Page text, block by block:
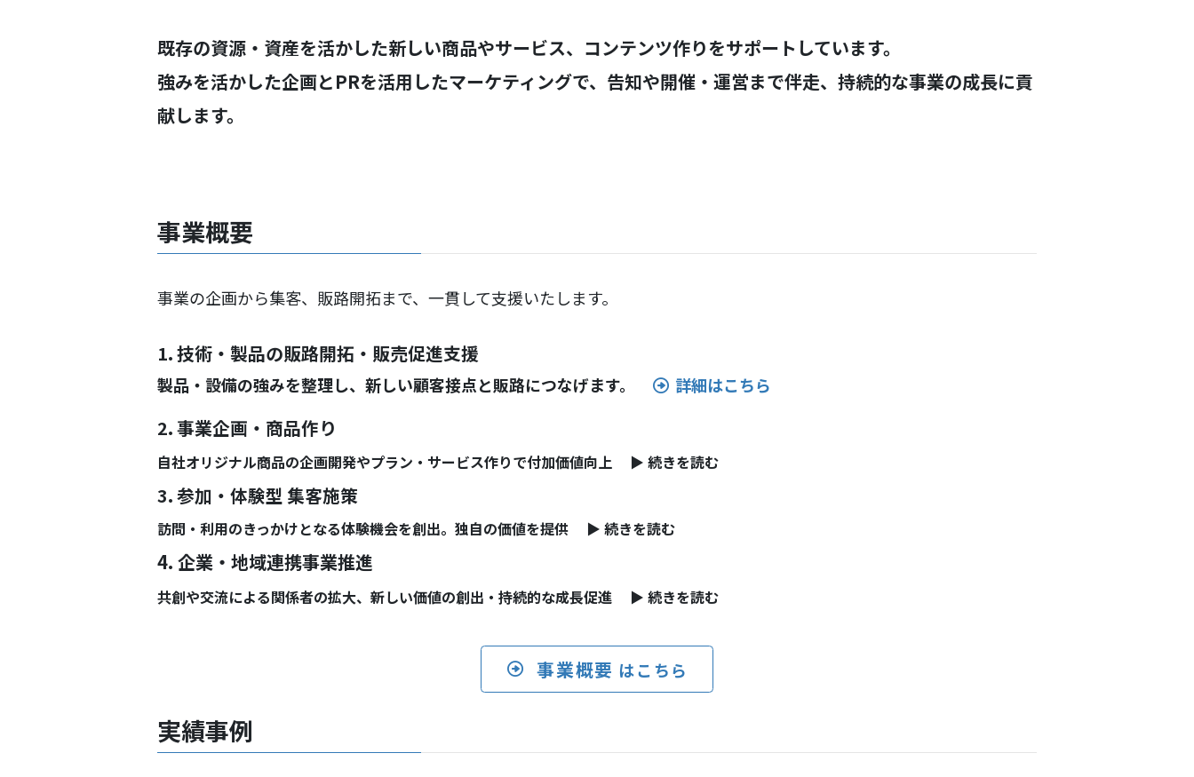
既存の資源・資産を活かした新しい商品やサービス、コンテンツ作りをサポートしています。
強みを活かした企画とPRを活用したマーケティングで、告知や開催・運営まで伴走、持続的な事業の成長に貢
献します。
事業概要
事業の企画から集客、販路開拓まで、一貫して支援いたします。
1. 技術・製品の販路開拓・販売促進支援
製品・設備の強みを整理し、新しい顧客接点と販路につなげます。 詳細はこちら
2. 事業企画・商品作り
自社オリジナル商品の企画開発やプラン・サービス作りで付加価値向上 ▶ 続きを読む
3.参加・体験型 集客施策
訪問・利用のきっかけとなる体験機会を創出。独自の価値を提供 ▶ 続きを読む
4. 企業・地域連携事業推進
共創や交流による関係者の拡大、新しい価値の創出・持続的な成長促進 ▶ 続きを読む
事業概要 はこちら
実績事例